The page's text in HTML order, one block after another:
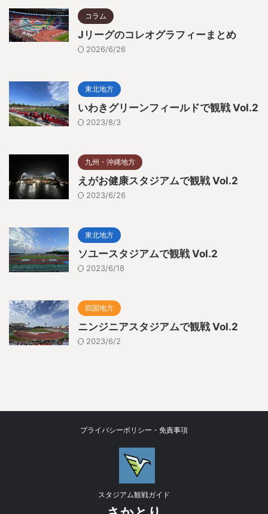
コラム
Jリーグのコレオグラフィーまとめ
2026/6/26
東北地方
いわきグリーンフィールドで観戦 Vol.2
2023/8/3
九州・沖縄地方
えがお健康スタジアムで観戦 Vol.2
2023/6/26
東北地方
ソユースタジアムで観戦 Vol.2
2023/6/18
四国地方
ニンジニアスタジアムで観戦 Vol.2
2023/6/2
プライバシーポリシー・免責事項
スタジアム観戦ガイド